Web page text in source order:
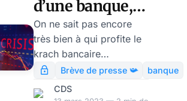
pas pris au sérieux, en
fin d’année dernière, les
articles qui se
multipliaient sur la crise
du marché obligataire
remontée des taux
d’une banque,
ou du
schwabisme ?
par Modeste
Schwartz
On ne sait pas encore
très bien à qui profite le
krach bancaire
actuellement en cours
outre-Atlantique, ni
Brève de presse 📯
banque
CDS